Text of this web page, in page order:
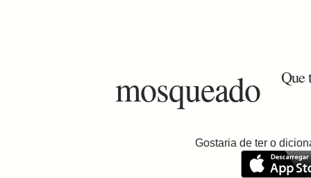
mosqueado Que
Gostaria de ter o